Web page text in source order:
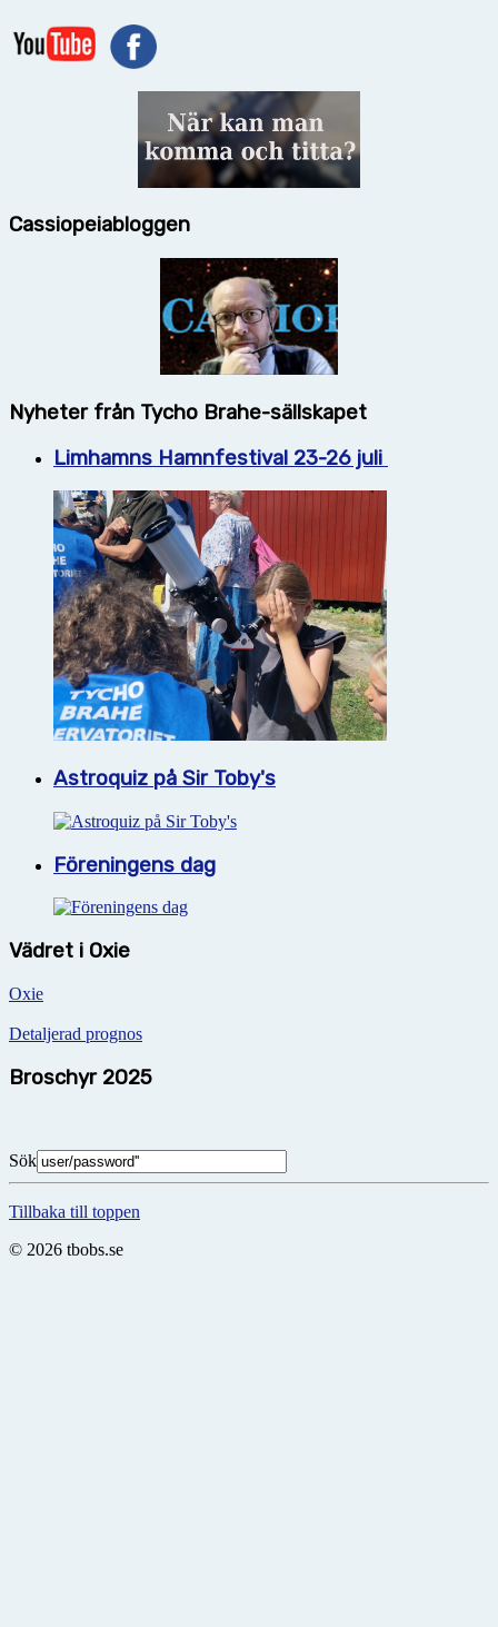
Cassiopeiabloggen
Nyheter från Tycho Brahe-sällskapet
Limhamns Hamnfestival 23-26 juli
Astroquiz på Sir Toby's
Föreningens dag
Vädret i Oxie
Oxie
Detaljerad prognos
Broschyr 2025
Sök
Tillbaka till toppen
© 2026 tbobs.se